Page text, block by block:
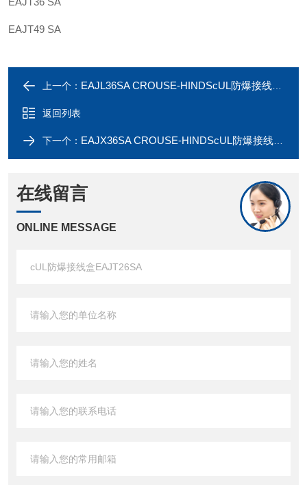
EAJT49 SA
上一个： EAJL36SA CROUSE-HINDScUL防爆接线盒EAJL26SA
返回列表
下一个： EAJX36SA CROUSE-HINDScUL防爆接线盒EAJX26SA
在线留言
ONLINE MESSAGE